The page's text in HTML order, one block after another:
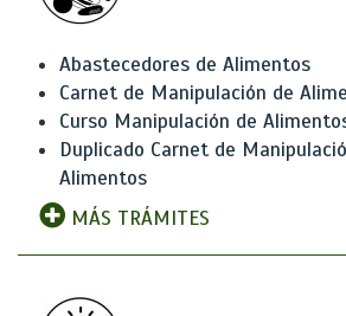
Abastecedores de Alimentos
Carnet de Manipulación de
Curso Manipulación de
Duplicado Carnet de
Alimentos
MÁS TRÁMITES